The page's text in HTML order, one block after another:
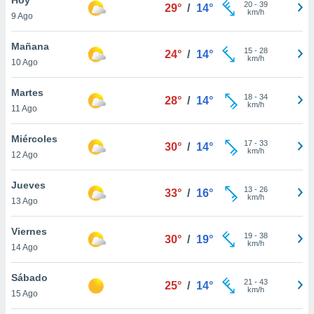
en
más
nuestra
de
cookies
aceptar
9 Ago
29° / 14° 20- 39
km/h
Mañana
10 Ago
24° / 14° 15- 28
km/h
Martes
11 Ago
28° / 14° 18- 34
km/h
Miércoles
12 Ago
30° / 14° 17- 33
km/h
Jueves
13 Ago
33° / 16° 13- 26
km/h
Viernes
14 Ago
30° / 19° 19- 38
km/h
Sábado
15 Ago
25° / 14° 21 - 43
km/h